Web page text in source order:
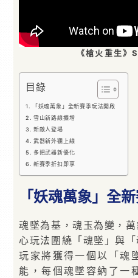
《槍火重生》
目錄
「妖魂萬象」全新賽季玩法開啟
雪山新路線擴增
新敵人登場
武器新外觀上線
多把武器新優化
新賽季折扣即享
「妖魂萬象」全
魂墜為基，魂玉為變，
心玩法圍繞「魂墜」與
玩家將獲得一個以「魂
能，每個魂墜容納了一